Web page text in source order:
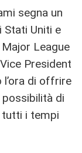
segna un
Uniti e
League
President
l’ora di offrire
di
tutti i tempi